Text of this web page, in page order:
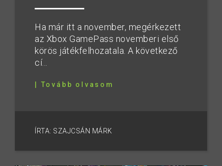
Ha már itt a november, megérkezett
az Xbox GamePass novemberi első
körös játékfelhozatala. A következő
cí...
| Tovább olvasom
ÍRTA: SZAJCSÁN MÁRK